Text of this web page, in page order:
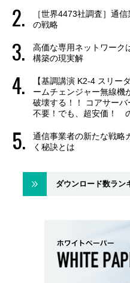
［世界4473社調査］通
の戦略
高価な専用ネットワーク
構築の現実解
【基調講演 K2-4 スリー
ームチェンジャー無線機
破壊する！！ コアサー
不要！でも、超安価！
通信事業者の新たな戦
く秘訣とは
ダウンロード数ラン